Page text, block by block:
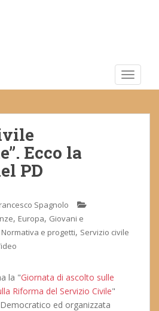
Ecco la
PD
Spagnolo
, Europa, Giovani e
Normativa e progetti, Servizio civile
la "Giornata di ascolto sulle
Riforma del Servizio Civile"
ed organizzata